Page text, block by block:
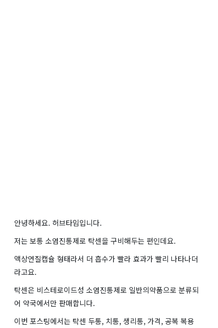
안녕하세요. 허브타임입니다.
저는 보통 소염진통제로 탁센을 구비해두는 편인데요.
액상연질캡슐 형태라서 더 흡수가 빨라 효과가 빨리 나타나더
라고요.
탁센은 비스테로이드성 소염진통제로 일반의약품으로 분류되
어 약국에서만 판매합니다.
이번 포스팅에서는 탁센 두통, 치통, 생리통, 가격, 공복 복용